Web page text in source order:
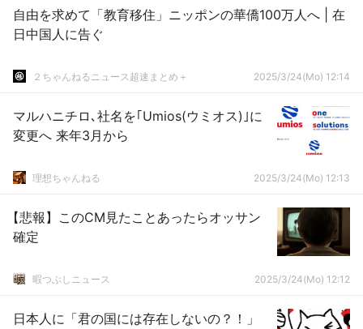
自由を求めて「教育移住」ニッポンの華僑100万人へ | 在
日中国人に告ぐ
２ちゃんねるニュース超速まとめ＋ 2025/3/24(Mo) 12:14
マルハニチロ､社名を｢Umios(ウミオス)｣に
変更へ 来年3月から
理想ちゃんねる 2025/3/24(Mo) 12:13
【悲報】このCM見たことあったらオッサン
確定
暇つぶしニュース 2025/3/24(Mo) 12:12
日本人に「君の国には存在しないの？！」